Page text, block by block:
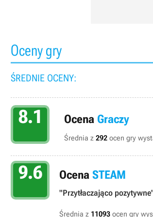
Oceny gry
ŚREDNIE OCENY:
8.1 Ocena Graczy
Średnia z 292 ocen gry
9.6 Ocena STEAM
"Przytłaczająco
Średnia z 11093 ocen gry